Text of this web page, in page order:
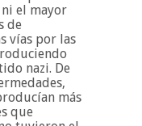
el mayor
de
vías por las
nazi. De
más
que